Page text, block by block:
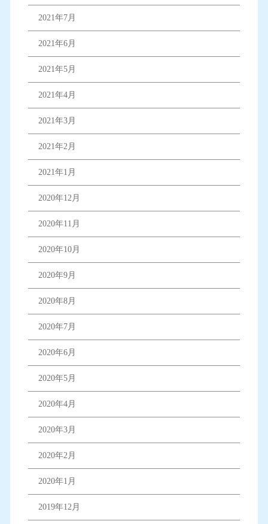
2021年7月
2021年6月
2021年5月
2021年4月
2021年3月
2021年2月
2021年1月
2020年12月
2020年11月
2020年10月
2020年9月
2020年8月
2020年7月
2020年6月
2020年5月
2020年4月
2020年3月
2020年2月
2020年1月
2019年12月